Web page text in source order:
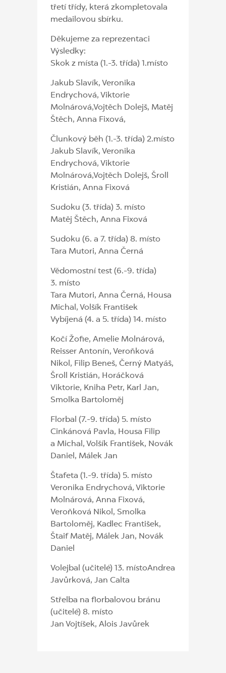
třetí třídy, která zkompletovala
medailovou sbírku.
Děkujeme za reprezentaci
Výsledky:
Skok z místa (1.-3. třída) 1.místo
Jakub Slavík, Veronika
Endrychová, Viktorie
Molnárová,Vojtěch Dolejš, Matěj
Štěch, Anna Fixová,
Člunkový běh (1.-3. třída) 2.místo
Jakub Slavík, Veronika
Endrychová, Viktorie
Molnárová,Vojtěch Dolejš, Šroll
Kristián, Anna Fixová
Sudoku (3. třída) 3. místo
Matěj Štěch, Anna Fixová
Sudoku (6. a 7. třída) 8. místo
Tara Mutori, Anna Černá
Vědomostní test (6.-9. třída)
3. místo
Tara Mutori, Anna Černá, Housa
Michal, Volšík František
Vybíjená (4. a 5. třída) 14. místo
Kočí Žofie, Amelie Molnárová,
Reisser Antonín, Veroňková
Nikol, Filip Beneš, Černý Matyáš,
Šroll Kristián, Horáčková
Viktorie, Kniha Petr, Karl Jan,
Smolka Bartoloměj
Florbal (7.-9. třída) 5. místo
Cinkánová Pavla, Housa Filip
a Michal, Volšík František, Novák
Daniel, Málek Jan
Štafeta (1.-9. třída) 5. místo
Veronika Endrychová, Viktorie
Molnárová, Anna Fixová,
Veroňková Nikol, Smolka
Bartoloměj, Kadlec František,
Štaif Matěj, Málek Jan, Novák
Daniel
Volejbal (učitelé) 13. místoAndrea
Javůrková, Jan Calta
Střelba na florbalovou bránu
(učitelé) 8. místo
Jan Vojtíšek, Alois Javůrek